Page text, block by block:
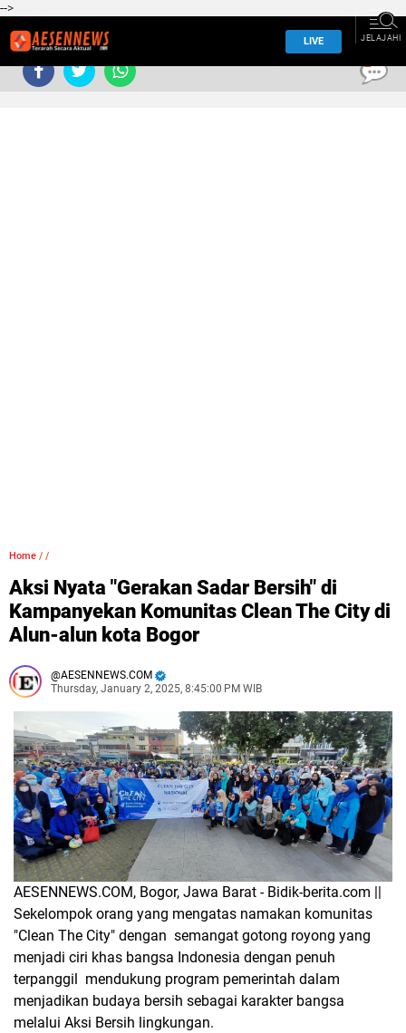
-->
LIVE JELAJAHI
Home / /
Aksi Nyata "Gerakan Sadar Bersih" di
Kampanyekan Komunitas Clean The City di
Alun-alun kota Bogor
AESENNEWS.COM
Thursday, January 2, 2025, 8:45:00 PM WIB
AESENNEWS.COM, Bogor, Jawa Barat - Bidik-berita.com ||
Sekelompok orang yang mengatas namakan komunitas
"Clean The City" dengan semangat gotong royong yang
menjadi ciri khas bangsa Indonesia dengan penuh
terpanggil mendukung program pemerintah dalam
menjadikan budaya bersih sebagai karakter bangsa
melalui Aksi Bersih lingkungan.